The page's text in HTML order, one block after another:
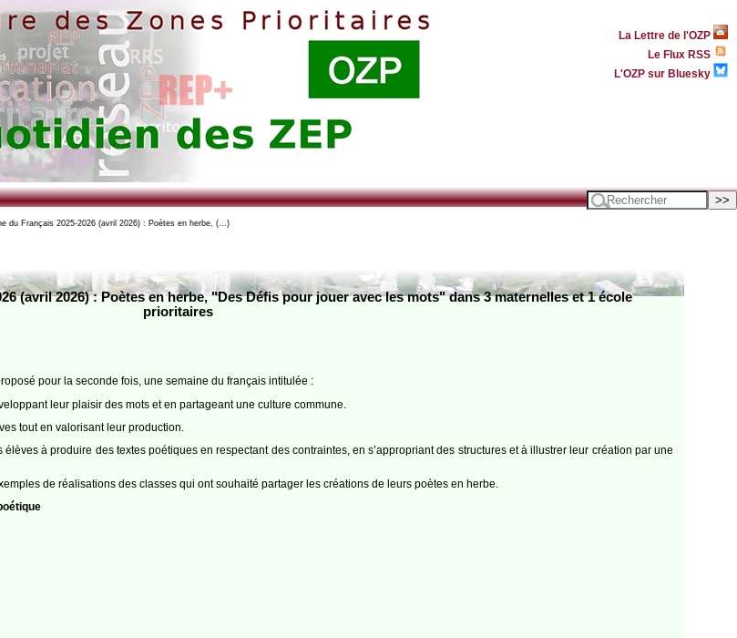
La Lettre de l'OZP
Le Flux RSS
L'OZP sur Bluesky
du Français 2025-2026 (avril 2026) : Poètes en herbe, (…)
(avril 2026) : Poètes en herbe, "Des Défis pour jouer avec les mots" dans 3 maternelles et 1 école
prioritaires
pour la seconde fois, une semaine du français intitulée :
leur plaisir des mots et en partageant une culture commune.
tout en valorisant leur production.
à produire des textes poétiques en respectant des contraintes, en s’appropriant des structures et à illustrer leur création par une
de réalisations des classes qui ont souhaité partager les créations de leurs poètes en herbe.